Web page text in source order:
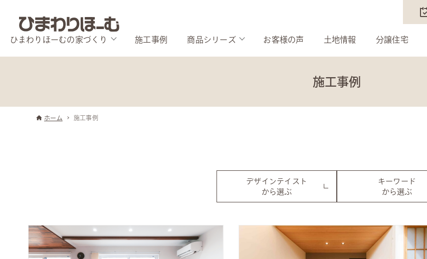
ひまわりほーむの家づくり 施工事例 商品シリーズ お客様の声 土地情報 分譲住宅
施工事例
ホーム 施工事例
デザインテイスト
から選ぶ
キーワード
から選ぶ